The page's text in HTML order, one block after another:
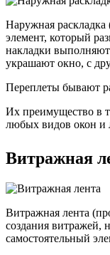
Наружная
элемент, который
накладки
украшают окно, с
Переплеты бывают
Их преимущество в
любых видов окон и
Витражная
Витражная лента
создания витражей,
самостоятельный